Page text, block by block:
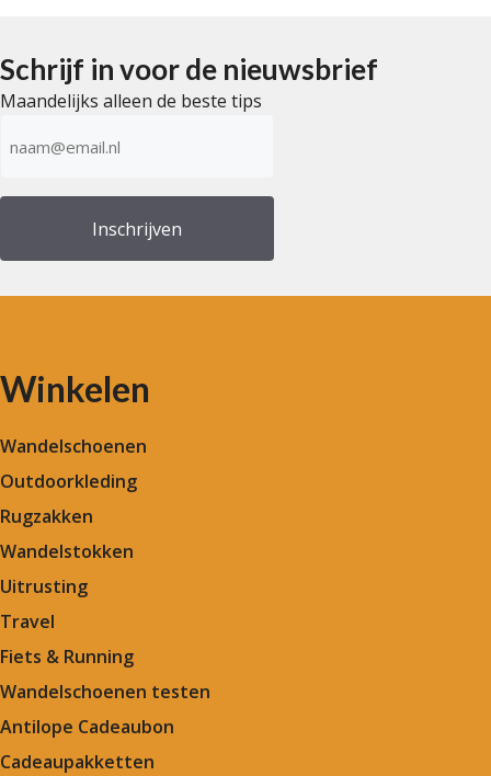
Schrijf in voor de nieuwsbrief
Maandelijks alleen de beste tips
mailadres
Winkelen
Wandelschoenen
Outdoorkleding
Rugzakken
Wandelstokken
Uitrusting
Travel
Fiets & Running
Wandelschoenen testen
Antilope Cadeaubon
Cadeaupakketten